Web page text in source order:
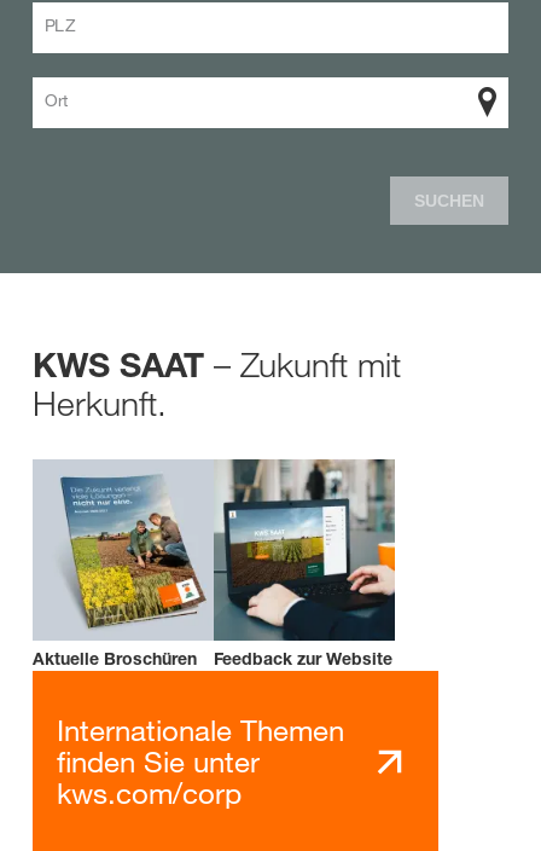
PLZ
Ort
SUCHEN
KWS SAAT – Zukunft mit
Herkunft.
Aktuelle Broschüren Feedback zur Website
Internationale Themen
finden Sie unter
kws.com/corp